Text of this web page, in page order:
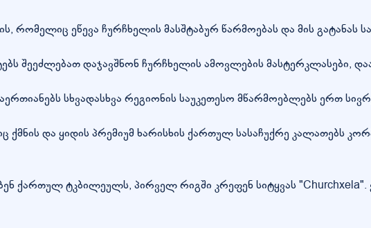
რომელიც ეწევა ჩურჩხელის მასშტაბურ წარმოებას და მის გატანას
შეეძლებათ დაჯავშნონ ჩურჩხელის ამოვლების მასტერკლასები,
სხვადასხვა რეგიონის საუკეთესო მწარმოებლებს ერთ
და ყიდის პრემიუმ ხარისხის ქართულ სასაჩუქრე კალათებს
ქართულ ტკბილეულს, პირველ რიგში კრეფენ სიტყვას